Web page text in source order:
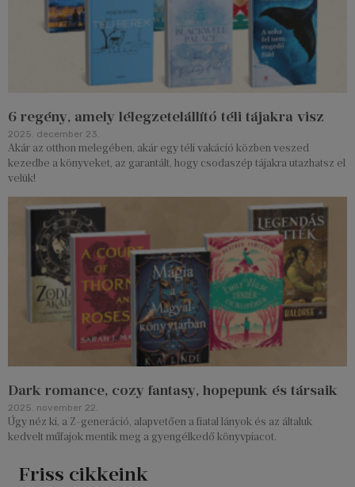
6 regény, amely lélegzetelállító téli tájakra visz
2025. december 23.
Akár az otthon melegében, akár egy téli vakáció közben veszed
kezedbe a könyveket, az garantált, hogy csodaszép tájakra utazhatsz el
velük!
Dark romance, cozy fantasy, hopepunk és társaik
2025. november 22.
Úgy néz ki, a Z-generáció, alapvetően a fiatal lányok és az általuk
kedvelt műfajok mentik meg a gyengélkedő könyvpiacot.
Friss cikkeink